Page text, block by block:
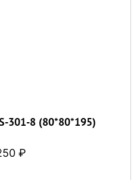
301-8 (80*80*195)
₽